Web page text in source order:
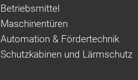
Betriebsmittel
Maschinentüren
Automation & Fördertechnik
Schutzkabinen und Lärmschutz